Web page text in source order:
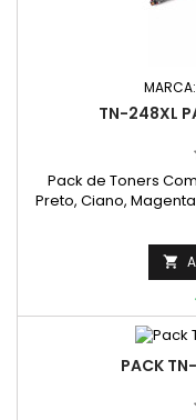
MARCA:
TN-248XL
Pack de Toners
Preto, Ciano,
3.000

PACK